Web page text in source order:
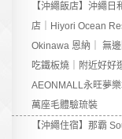
【沖繩飯店】沖繩日
店｜Hiyori Ocean
Okinawa 恩納｜ 無
吃鐵板燒｜附近好好
AEONMALL永旺夢樂
萬座毛體驗琉裝
【沖繩住宿】那霸